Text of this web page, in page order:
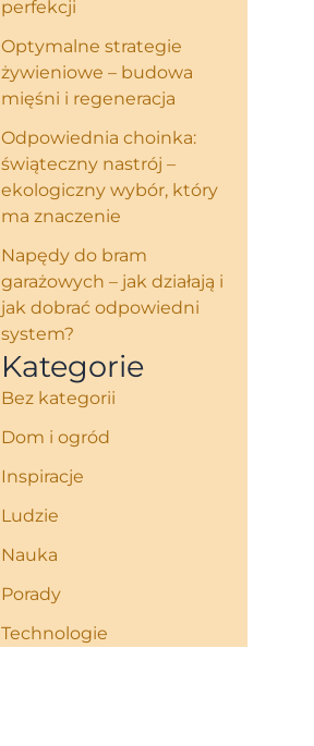
perfekcji
Optymalne strategie
żywieniowe – budowa
mięśni i regeneracja
Odpowiednia choinka:
świąteczny nastrój –
ekologiczny wybór, który
ma znaczenie
Napędy do bram
garażowych – jak działają i
jak dobrać odpowiedni
system?
Kategorie
Bez kategorii
Dom i ogród
Inspiracje
Ludzie
Nauka
Porady
Technologie